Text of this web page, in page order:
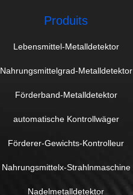
Produits
Lebensmittel-Metalldetektor
Nahrungsmittelgrad-Metalldetektor
Förderband-Metalldetektor
automatische Kontrollwäger
Förderer-Gewichts-Kontrolleur
Nahrungsmittelx-Strahlnmaschine
Nadelmetalldetektor